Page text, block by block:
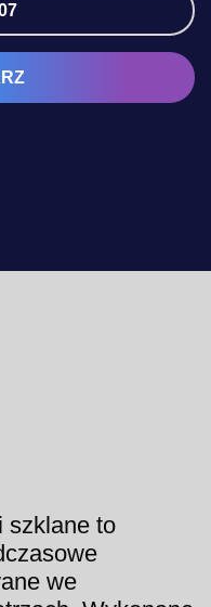
szklane to
we